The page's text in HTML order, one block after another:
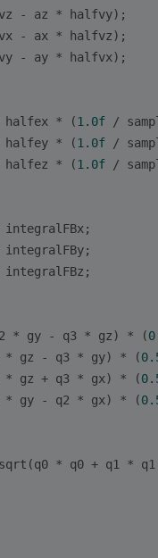
- az * halfvy);
- ax * halfvz);
- ay * halfvx);
halfex * (
1.0f /
halfey * (
1.0f /
halfez * (
1.0f /
* gy - q3 * gz) * (
gz - q3 * gy) * (
gz + q3 * gx) * (
gy - q2 * gx) * (
sqrt (q0 * q0 + q1 *